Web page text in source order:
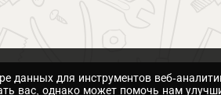
данных для инструментов веб-
вас, однако может помочь нам